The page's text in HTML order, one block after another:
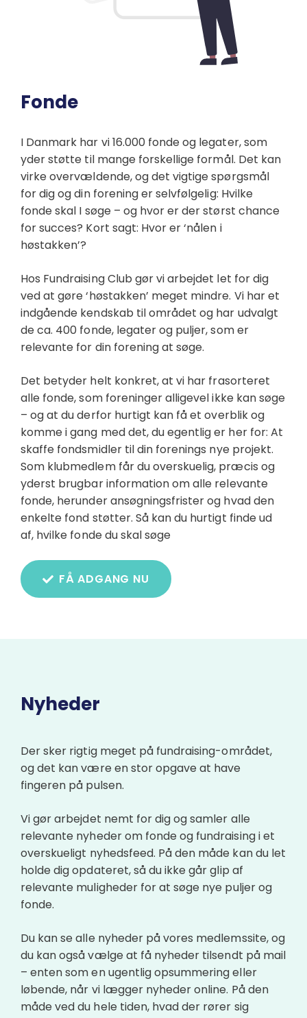
Fonde
I Danmark har vi 16.000 fonde og legater, som
yder støtte til mange forskellige formål. Det kan
virke overvældende, og det vigtige spørgsmål
for dig og din forening er selvfølgelig: Hvilke
fonde skal I søge – og hvor er der størst chance
for succes? Kort sagt: Hvor er ‘nålen i
høstakken’?
Hos Fundraising Club gør vi arbejdet let for dig
ved at gøre ‘høstakken’ meget mindre. Vi har et
indgående kendskab til området og har udvalgt
de ca. 400 fonde, legater og puljer, som er
relevante for din forening at søge.
Det betyder helt konkret, at vi har frasorteret
alle fonde, som foreninger alligevel ikke kan søge
– og at du derfor hurtigt kan få et overblik og
komme i gang med det, du egentlig er her for: At
skaffe fondsmidler til din forenings nye projekt.
Som klubmedlem får du overskuelig, præcis og
yderst brugbar information om alle relevante
fonde, herunder ansøgningsfrister og hvad den
enkelte fond støtter. Så kan du hurtigt finde ud
af, hvilke fonde du skal søge
FÅ ADGANG NU
Nyheder
Der sker rigtig meget på fundraising-området,
og det kan være en stor opgave at have
fingeren på pulsen.
Vi gør arbejdet nemt for dig og samler alle
relevante nyheder om fonde og fundraising i et
overskueligt nyhedsfeed. På den måde kan du let
holde dig opdateret, så du ikke går glip af
relevante muligheder for at søge nye puljer og
fonde.
Du kan se alle nyheder på vores medlemssite, og
du kan også vælge at få nyheder tilsendt på mail
– enten som en ugentlig opsummering eller
løbende, når vi lægger nyheder online. På den
måde ved du hele tiden, hvad der rører sig